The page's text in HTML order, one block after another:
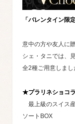
「バレンタイン限
意中の方や友人に
シェ・タニでは、
全2種ご用意しまし
★プラリネショコ
最上級のスイス
ソートBOX